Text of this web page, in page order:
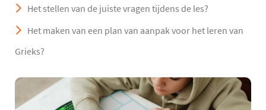
Het stellen van de juiste vragen tijdens de les?
Het maken van een plan van aanpak voor het leren van
Grieks?